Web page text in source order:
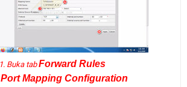
1. Buka tabForward Rules
Port Mapping Configuration